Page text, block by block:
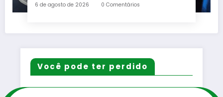
6 de agosto de 2026 0 Comentários
Você pode ter perdido